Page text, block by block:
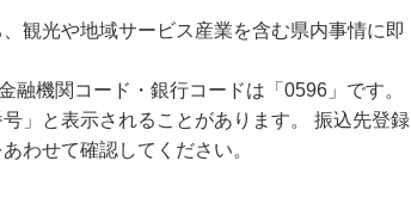
観光や地域サービス産業を含む県内事情に即
機関コード・銀行コードは「0596」です。
」と表示されることがあります。 振込先登録
わせて確認してください。